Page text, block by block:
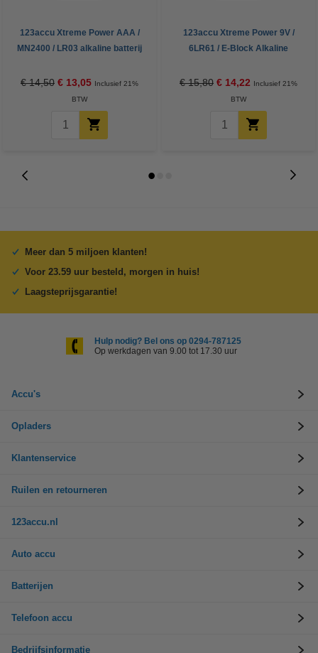
123accu Xtreme Power AAA /
MN2400 / LR03 alkaline batterij
€ 14,50 € 13,05 Inclusief 21%
BTW
123accu Xtreme Power 9V /
6LR61 / E-Block Alkaline
€ 15,80 € 14,22 Inclusief 21%
BTW
Meer dan 5 miljoen klanten!
Voor 23.59 uur besteld, morgen in huis!
Laagsteprijsgarantie!
Hulp nodig? Bel ons op 0294-787125
Op werkdagen van 9.00 tot 17.30 uur
Accu's
Opladers
Klantenservice
Ruilen en retourneren
123accu.nl
Auto accu
Batterijen
Telefoon accu
Bedrijfsinformatie